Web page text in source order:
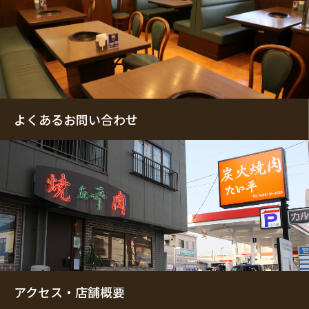
よくあるお問い合わせ
アクセス・店舗概要